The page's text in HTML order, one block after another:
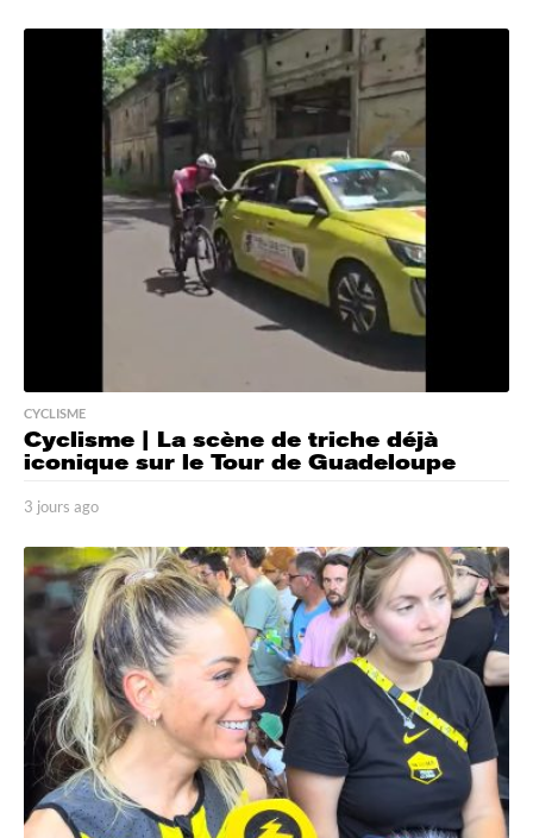
o
u
r
s
a
o
CYCLISME
Cyclisme | La scène de triche déjà
iconique sur le Tour de Guadeloupe
3 jours ago
o
u
r
s
a
g
o